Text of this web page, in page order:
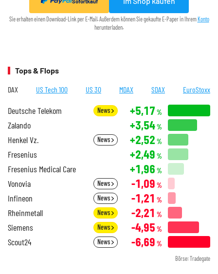
Sie erhalten einen Download-Link per E-Mail. Außerdem können Sie gekaufte E-Paper in Ihrem Konto
herunterladen.
Tops & Flops
DAX US Tech 100 US 30 MDAX SDAX EuroStoxx
Deutsche Telekom News +5,17 %
Zalando +3,54%
Henkel Vz. News +2,52 %
Fresenius +2,49 %
Fresenius Medical Care +1,96 %
Vonovia News -1,09 %
Infineon News -1,21 %
Rheinmetall News -2,21 %
Siemens News -4,95 %
Scout24 News -6,69 %
Börse: Tradegate